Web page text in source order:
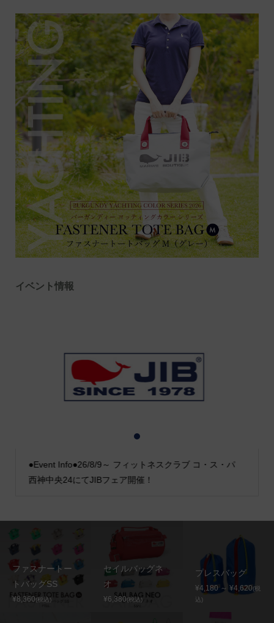
イベント情報
●Event Info●26/8/9～ フィットネスクラブ コ・ス・パ
西神中央24にてJIBフェア開催！
2
ファスナートー
トバッグSS
¥8,360(税込)
セイルバッグネ
オ
¥6,380(税込)
プレスバッグ
¥4,180 ～ ¥4,620(税
込)